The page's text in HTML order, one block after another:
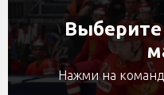
Выберите
Нажми на